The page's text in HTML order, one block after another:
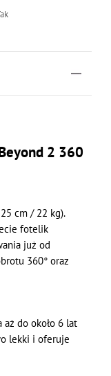
2 360
cm / 22 kg).
fotelik
już od
360° oraz
do około 6 lat
lekki i oferuje